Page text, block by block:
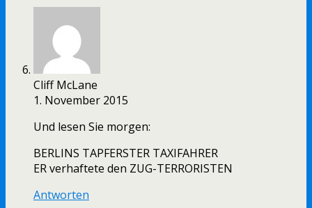
Cliff McLane
1. November 2015
Und lesen Sie morgen:
BERLINS TAPFERSTER TAXIFAHRER
ER verhaftete den ZUG-TERRORISTEN
Antworten